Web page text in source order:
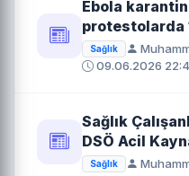
Ebola
protestolarda
Sağlık
09.06.2026
Sağlık
DSÖ Acil
Sağlık